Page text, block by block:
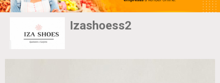
Izashoess2